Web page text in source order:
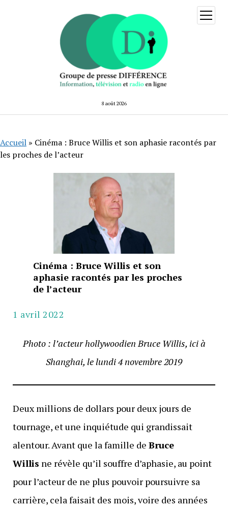
8 août 2026
ouvrir
menu
Accueil » Cinéma : Bruce Willis et son aphasie racontés par
les proches de l’acteur
Cinéma : Bruce Willis et son
aphasie racontés par les proches
de l’acteur
1 avril 2022
Photo : l’acteur hollywoodien Bruce Willis, ici à
Shanghai, le lundi 4 novembre 2019
Deux millions de dollars pour deux jours de
tournage, et une inquiétude qui grandissait
alentour. Avant que la famille de Bruce
Willis ne révèle qu’il souffre d’aphasie, au point
pour l’acteur de ne plus pouvoir poursuivre sa
carrière, cela faisait des mois, voire des années